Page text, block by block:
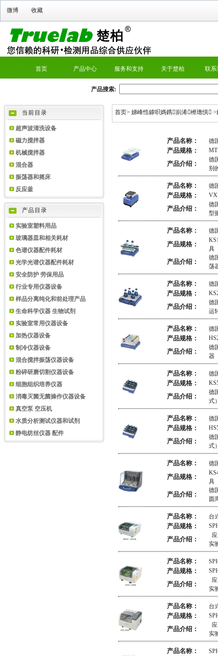
微博 收藏
首页 产品中心 服务和支持 关于楚柏 联系
产品搜索:
当前目录
超声波清洗设备
磁力搅拌器
机械搅拌器
混合器
振荡器和摇床
反应釜
产品目录
实验室塑料用品
玻璃器皿和相关耗材
色谱仪器配件耗材
光学光谱仪器配件耗材
安全防护 劳保用品
行业专用仪器设备
样品分离纯化和前处理产品
生命科学仪器 生物试剂
实验室常用仪器设备
加热仪器设备
制冷仪器设备
混合搅拌振荡仪器设备
粉碎研磨切割仪器设备
细胞组织培养仪器
消毒灭菌无菌操作仪器设备
真空泵 空压机
水质分析测试仪器和试剂
静电纺丝仪器 配件
首页> 娣峰悎鎼呮媽鎸崱浠櫒璁惧 >
产品名称： 德
产品规格：
产品介绍：
德
别
产品名称： 德
产品规格：
产品介绍：
德
型
产品名称： 德
产品规格：
具
产品介绍：
德
荡
产品名称： 德
产品规格：
产品介绍：
德
运
产品名称： 德
产品规格：
产品介绍：
德
器
产品名称： 德
产品规格：
产品介绍：
德
式
产品名称： 德
产品规格：
产品介绍：
德
式
产品名称： 德
产品规格：
具
产品介绍：
德
圆
产品名称： 台
产品规格：
产品介绍：
实
产品名称：
产品规格：
产品介绍：
实
产品名称： 台
产品规格：
产品介绍：
实
产品名称：